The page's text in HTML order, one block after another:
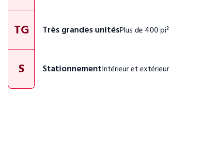
TG Très grandes unitésPlus de 400 pi²
S StationnementIntérieur et extérieur